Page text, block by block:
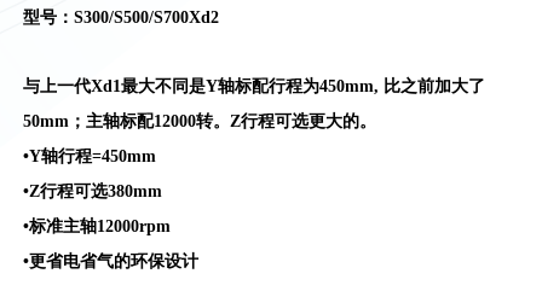
型号：S300/S500/S700Xd2
与上一代Xd1最大不同是Y轴标配行程为450mm, 比之前加大了
50mm；主轴标配12000转。Z行程可选更大的。
•Y轴行程=450mm
•Z行程可选380mm
•标准主轴12000rpm
•更省电省气的环保设计